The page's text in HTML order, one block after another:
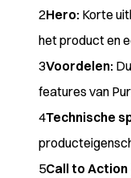
Hero: Korte
het product en
Voordelen:
features van
Technische
Call to Action